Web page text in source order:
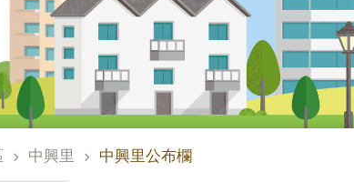
中興里 中興里公布欄